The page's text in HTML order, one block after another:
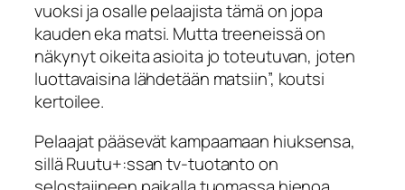
vuoksi ja osalle pelaajista tämä on jopa
kauden eka matsi. Mutta treeneissä on
näkynyt oikeita asioita jo toteutuvan, joten
luottavaisina lähdetään matsiin”, koutsi
kertoilee.
Pelaajat pääsevät kampaamaan hiuksensa,
silläRuutu+:ssan tv-tuotanto on